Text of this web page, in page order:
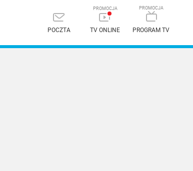
POCZTA TV ONLINE PROGRAM TV